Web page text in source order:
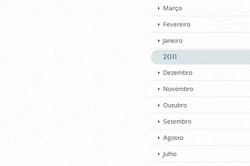
Março
Fevereiro
Janeiro
2011
Dezembro
Novembro
Outubro
Setembro
Agosto
Julho